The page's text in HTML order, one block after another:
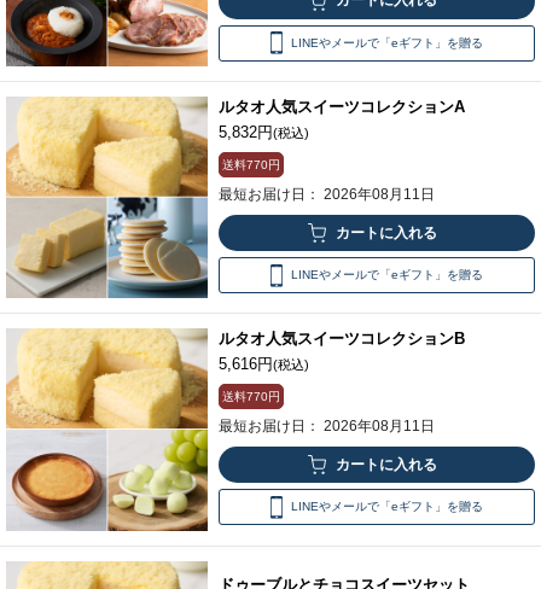
LINEやメールで「eギフト」を贈る
ルタオ人気スイーツコレクションA
5,832円(税込)
送料770円
最短お届け日： 2026年08月11日
LINEやメールで「eギフト」を贈る
ルタオ人気スイーツコレクションB
5,616円(税込)
送料770円
最短お届け日： 2026年08月11日
LINEやメールで「eギフト」を贈る
ドゥーブルとチョコスイーツセット